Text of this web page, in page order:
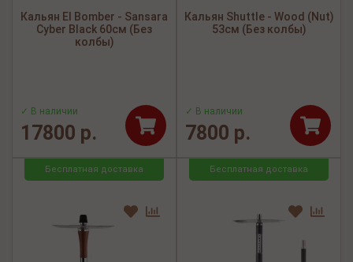
Кальян El Bomber - Sansara
Cyber Black 60см (Без
колбы)
✓ В наличии
17800 р.
Кальян Shuttle - Wood (Nut)
53см (Без колбы)
✓ В наличии
7800 р.
Бесплатная доставка Бесплатная доставка